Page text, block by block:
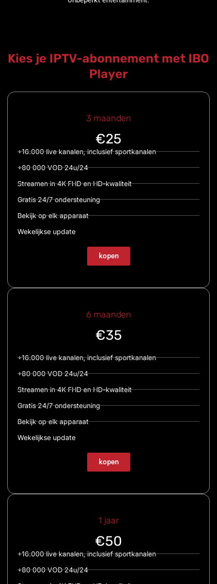
Kies je IPTV-abonnement met IBO
Player
3 maanden
€25
+16.000 live kanalen, inclusief sportkanalen
+80 000 VOD 24u/24
Streamen in 4K FHD en HD-kwaliteit
Gratis 24/7 ondersteuning
Bekijk op elk apparaat
Wekelijkse update
kopen
6 maanden
€35
+16.000 live kanalen, inclusief sportkanalen
+80 000 VOD 24u/24
Streamen in 4K FHD en HD-kwaliteit
Gratis 24/7 ondersteuning
Bekijk op elk apparaat
Wekelijkse update
kopen
1 jaar
€50
+16.000 live kanalen, inclusief sportkanalen
+80 000 VOD 24u/24